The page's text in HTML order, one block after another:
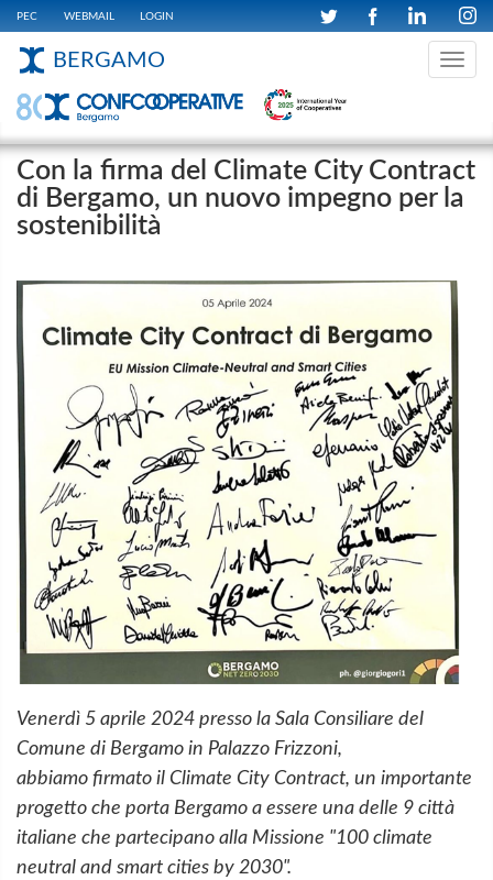
PEC WEBMAIL LOGIN
Toggle
BERGAMO
Con la firma del Climate City Contract
di Bergamo, un nuovo impegno per la
sostenibilità
Venerdì 5 aprile 2024 presso la Sala Consiliare del
Comune di Bergamo in Palazzo Frizzoni,
abbiamo firmato il Climate City Contract, un importante
progetto che porta Bergamo a essere una delle 9 città
italiane che partecipano alla Missione "100 climate
neutral and smart cities by 2030".